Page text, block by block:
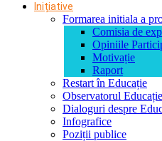
Inițiative
Formarea initiala a
Comisia de
Opiniile
Motivație
Raport
Restart în Educație
Observatorul
Dialoguri despre
Infografice
Poziții publice